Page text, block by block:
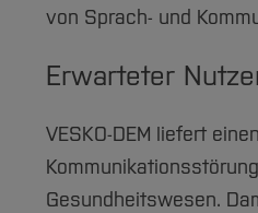
von Sprach- und
Erwarteter
VESKO-DEM liefert
Gesundheitswesen.